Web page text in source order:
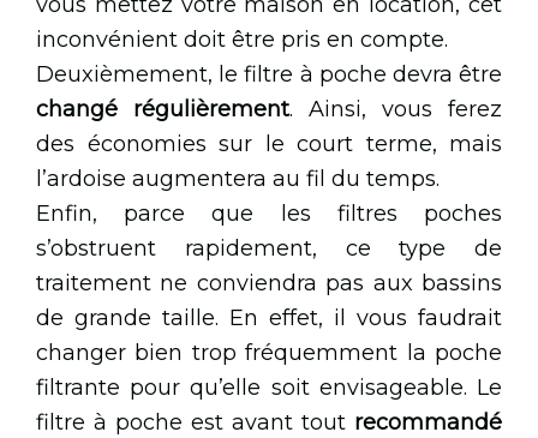
vous mettez votre maison en location, cet
inconvénient doit être pris en compte.
Deuxièmement, le filtre à poche devra être
changé régulièrement. Ainsi, vous ferez
des économies sur le court terme, mais
l’ardoise augmentera au fil du temps.
Enfin, parce que les filtres poches
s’obstruent rapidement, ce type de
traitement ne conviendra pas aux bassins
de grande taille. En effet, il vous faudrait
changer bien trop fréquemment la poche
filtrante pour qu’elle soit envisageable. Le
filtre à poche est avant tout recommandé